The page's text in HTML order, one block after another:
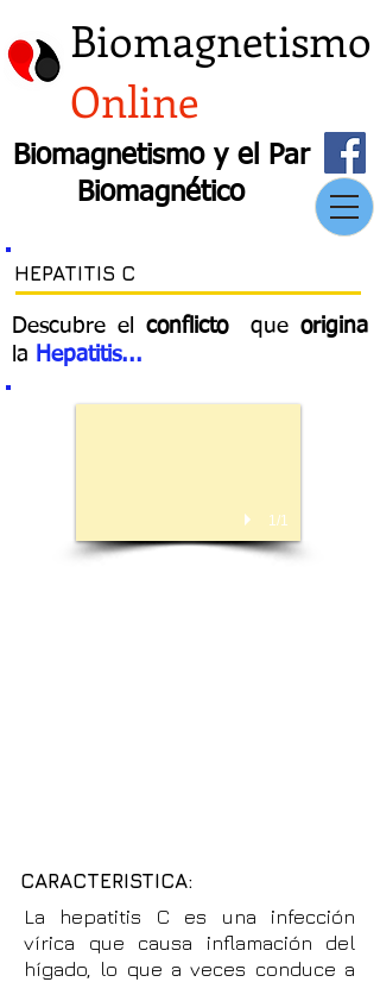
Biomagnetismo
Online
Biomagnetismo y el Par
Biomagnético
HEPATITIS C
Descubre el conflicto queorigina
la Hepatitis...
1/1
CARACTERISTICA:
La hepatitis C es una infección
vírica que causa inflamación del
hígado, lo que a veces conduce a